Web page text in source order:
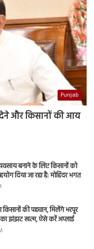
Punjab
और किसानों की आय
बनाने के लिए किसानों को
दिया जा रहा है: मोहिंदर भगत
की पहचान, मिलेंगे भरपूर
का झंझट खत्म, ऐसे करें अप्लाई